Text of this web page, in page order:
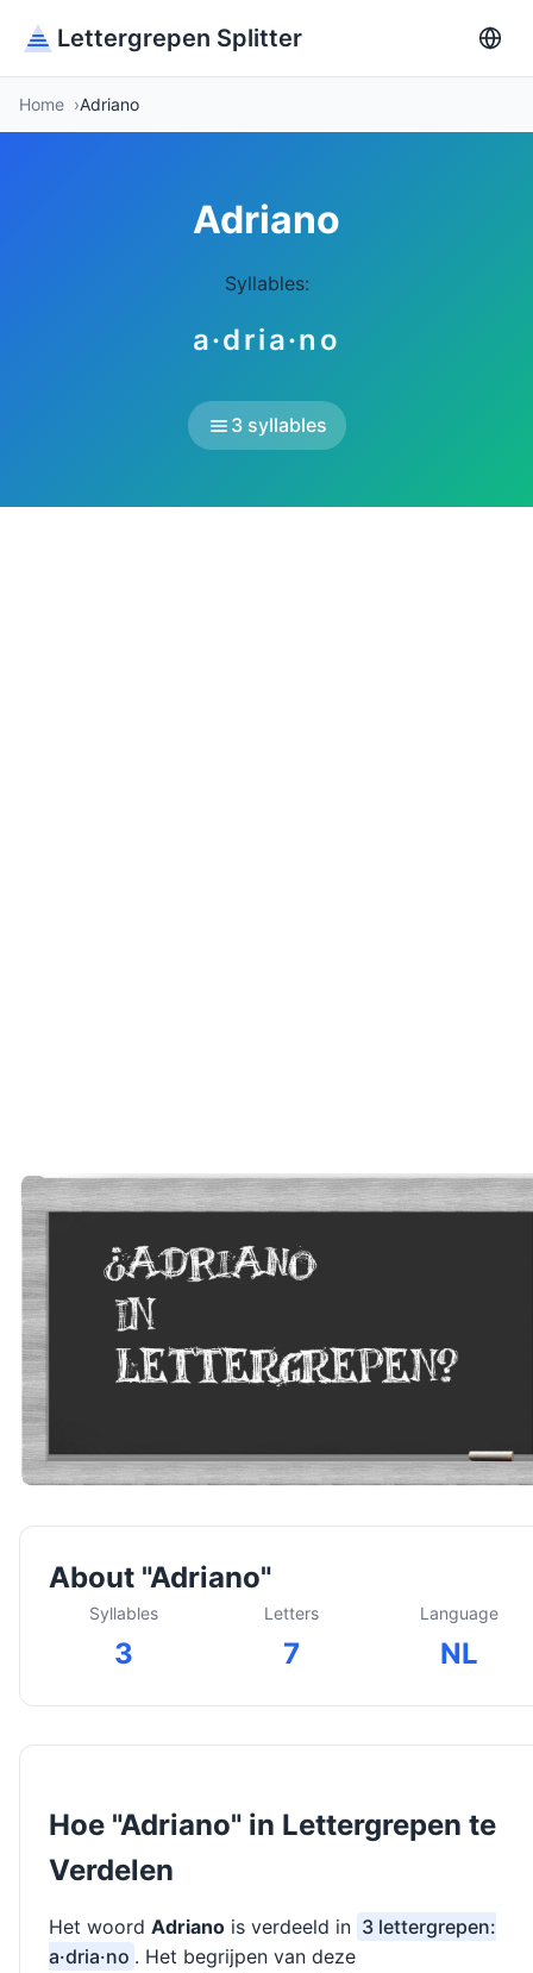
Lettergrepen Splitter
Home Adriano
Adriano
Syllables:
a·dria·no
3 syllables
About "Adriano"
Syllables
3
Letters
7
Language
NL
Hoe "Adriano" in Lettergrepen te
Verdelen
Het woord Adriano is verdeeld in 3 lettergrepen:
a·dria·no . Het begrijpen van deze